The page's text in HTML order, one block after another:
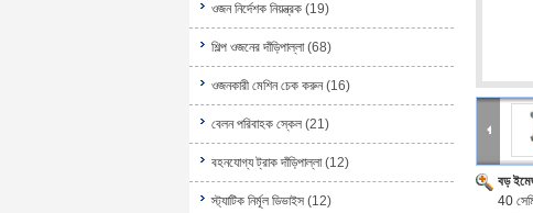
ওজন নির্দেশক নিয়ন্ত্রক (19)
শিল্প ওজনের দাঁড়িপাল্লা (68)
ওজনকারী মেশিন চেক করুন (16)
বেলন পরিবাহক স্কেল (21)
বহনযোগ্য ট্রাক দাঁড়িপাল্লা (12)
স্ট্যাটিক নির্মূল ডিভাইস (12)
বড়
40